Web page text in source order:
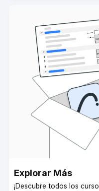
Explorar Más­
¡Descubre todos los